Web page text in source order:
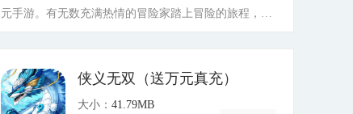
元手游。有无数充满热情的冒险家踏上冒险的旅程，与
幻之旅，和并肩作战的队友，一起去冒险！[详细]
侠义无双（送万元真充）
大小： 41.79MB